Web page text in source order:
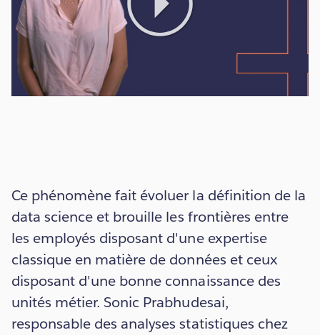
Play
Video
Ce phénomène fait évoluer la définition de la
data science et brouille les frontières entre
les employés disposant d'une expertise
classique en matière de données et ceux
disposant d'une bonne connaissance des
unités métier. Sonic Prabhudesai,
responsable des analyses statistiques chez